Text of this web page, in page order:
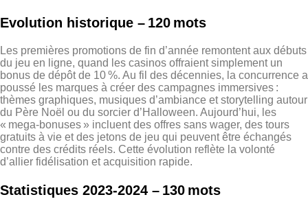
Evolution historique – 120 mots
Les premières promotions de fin d’année remontent aux débuts
du jeu en ligne, quand les casinos offraient simplement un
bonus de dépôt de 10 %. Au fil des décennies, la concurrence a
poussé les marques à créer des campagnes immersives :
thèmes graphiques, musiques d’ambiance et storytelling autour
du Père Noël ou du sorcier d’Halloween. Aujourd’hui, les
« mega‑bonuses » incluent des offres sans wager, des tours
gratuits à vie et des jetons de jeu qui peuvent être échangés
contre des crédits réels. Cette évolution reflète la volonté
d’allier fidélisation et acquisition rapide.
Statistiques 2023‑2024 – 130 mots